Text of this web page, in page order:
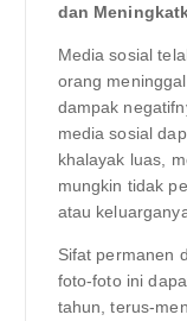
dan
Media sosial
orang
dampak
media sosial
khalayak luas,
mungkin tidak
atau
Sifat permanen
foto-foto ini
tahun, terus-